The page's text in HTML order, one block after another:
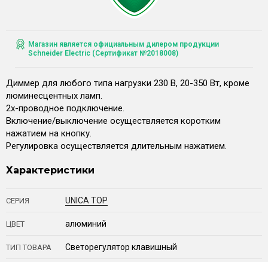
Магазин является официальным дилером продукции
Schneider Electric (Сертификат №2018008)
Диммер для любого типа нагрузки 230 В, 20-350 Вт, кроме
люминесцентных ламп.
2х-проводное подключение.
Включение/выключение осуществляется коротким
нажатием на кнопку.
Регулировка осуществляется длительным нажатием.
Характеристики
СЕРИЯ UNICA TOP
ЦВЕТ алюминий
ТИП ТОВАРА Светорегулятор клавишный